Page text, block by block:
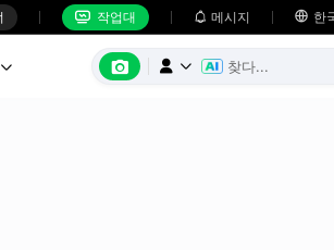
 작업대  메시지  한
   